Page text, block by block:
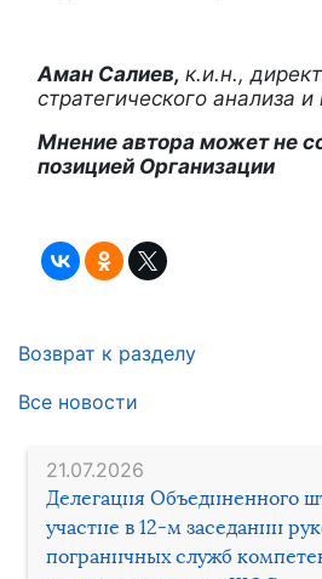
21.07.2026
Делегация Объединенного
участие в 12-м заседании
пограничных служб
Аман Салиев, к.и.н.,
стратегического анализа и
Мнение автора может не
позицией Организации
Возврат к разделу
Все новости